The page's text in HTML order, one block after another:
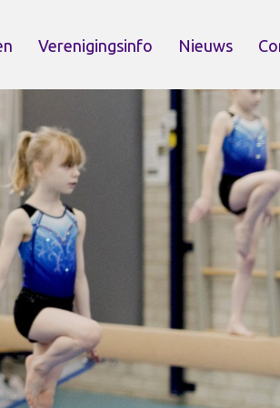
Verenigingsinfo Nieuws